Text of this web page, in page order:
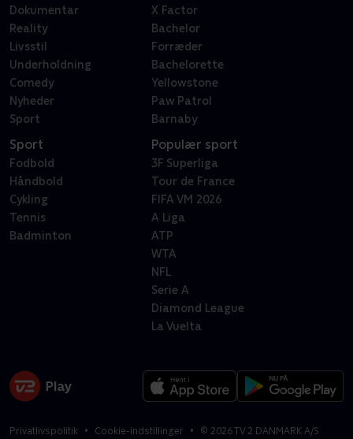
Dokumentar
Reality
Livsstil
Underholdning
Comedy
Nyheder
Sport
X Factor
Bachelor
Forræder
Bachelorette
Yellowstone
Paw Patrol
Barnaby
Sport
Fodbold
Håndbold
Cykling
Tennis
Badminton
Populær sport
3F Superliga
Tour de France
FIFA VM 2026
A Liga
ATP
WTA
NFL
Serie A
Diamond League
La Vuelta
Privatlivspolitik Cookie-indstillinger © 2026TV 2 DANMARK A/S